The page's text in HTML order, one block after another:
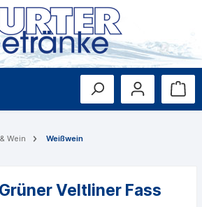
Wein Weißwein
Veltliner Fass